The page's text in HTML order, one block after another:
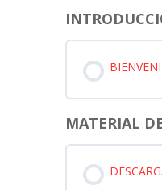
MATERIAL